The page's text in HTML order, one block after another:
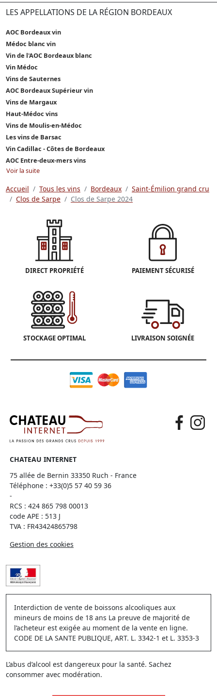
LES APPELLATIONS DE LA RÉGION BORDEAUX
AOC Bordeaux vin
Médoc blanc vin
Vin de l'AOC Bordeaux blanc
Vin Médoc
Vins de Sauternes
AOC Bordeaux Supérieur vin
Vins de Margaux
Haut-Médoc vins
Vins de Moulis-en-Médoc
Les vins de Barsac
Vin Cadillac - Côtes de Bordeaux
AOC Entre-deux-mers vins
Voir la suite
Accueil Tous les vins Bordeaux
Saint-Émilion grand cru
Clos de Sarpe
Clos de Sarpe 2024
DIRECT PROPRIÉTÉ PAIEMENT SÉCURISÉ
STOCKAGE OPTIMAL LIVRAISON SOIGNÉE
CHATEAU INTERNET
75 allée de Bernin 33350 Ruch - France
Téléphone : +33(0)5 57 40 59 36
-
RCS : 424 865 798 00013
code APE : 513 J
TVA : FR43424865798
Gestion des cookies
Interdiction de vente de boissons alcooliques aux
mineurs de moins de 18 ans La preuve de majorité de
l’acheteur est exigée au moment de la vente en ligne.
CODE DE LA SANTE PUBLIQUE, ART. L. 3342-1 et L. 3353-3
L’abus d’alcool est dangereux pour la santé. Sachez
consommer avec modération.